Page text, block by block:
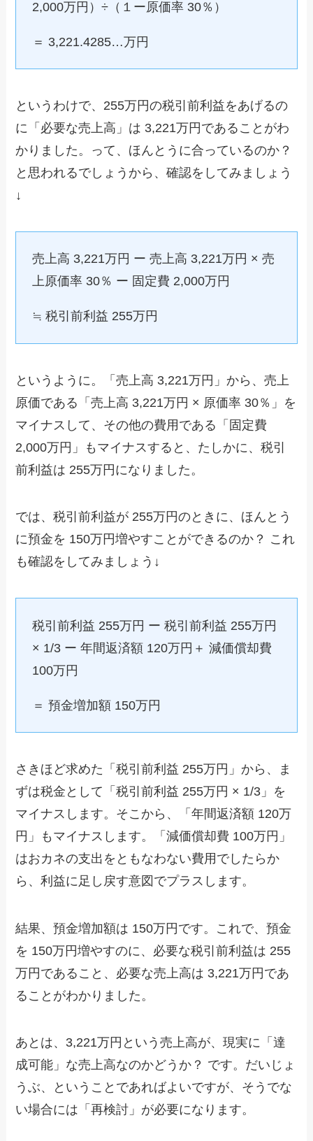
2,000万円）÷（１ー原価率 30％）
＝ 3,221.4285…万円
というわけで、255万円の税引前利益をあげるの
に「必要な売上高」は 3,221万円であることがわ
かりました。って、ほんとうに合っているのか？
と思われるでしょうから、確認をしてみましょう
↓
売上高 3,221万円 ー 売上高 3,221万円 × 売
上原価率 30％ ー 固定費 2,000万円
≒ 税引前利益 255万円
というように。「売上高 3,221万円」から、売上
原価である「売上高 3,221万円 × 原価率 30％」を
マイナスして、その他の費用である「固定費
2,000万円」もマイナスすると、たしかに、税引
前利益は 255万円になりました。
では、税引前利益が 255万円のときに、ほんとう
に預金を 150万円増やすことができるのか？ これ
も確認をしてみましょう↓
税引前利益 255万円 ー 税引前利益 255万円
× 1/3 ー 年間返済額 120万円＋ 減価償却費
100万円
＝ 預金増加額 150万円
さきほど求めた「税引前利益 255万円」から、ま
ずは税金として「税引前利益 255万円 × 1/3」を
マイナスします。そこから、「年間返済額 120万
円」もマイナスします。「減価償却費 100万円」
はおカネの支出をともなわない費用でしたらか
ら、利益に足し戻す意図でプラスします。
結果、預金増加額は 150万円です。これで、預金
を 150万円増やすのに、必要な税引前利益は 255
万円であること、必要な売上高は 3,221万円であ
ることがわかりました。
あとは、3,221万円という売上高が、現実に「達
成可能」な売上高なのかどうか？ です。だいじょ
うぶ、ということであればよいですが、そうでな
い場合には「再検討」が必要になります。